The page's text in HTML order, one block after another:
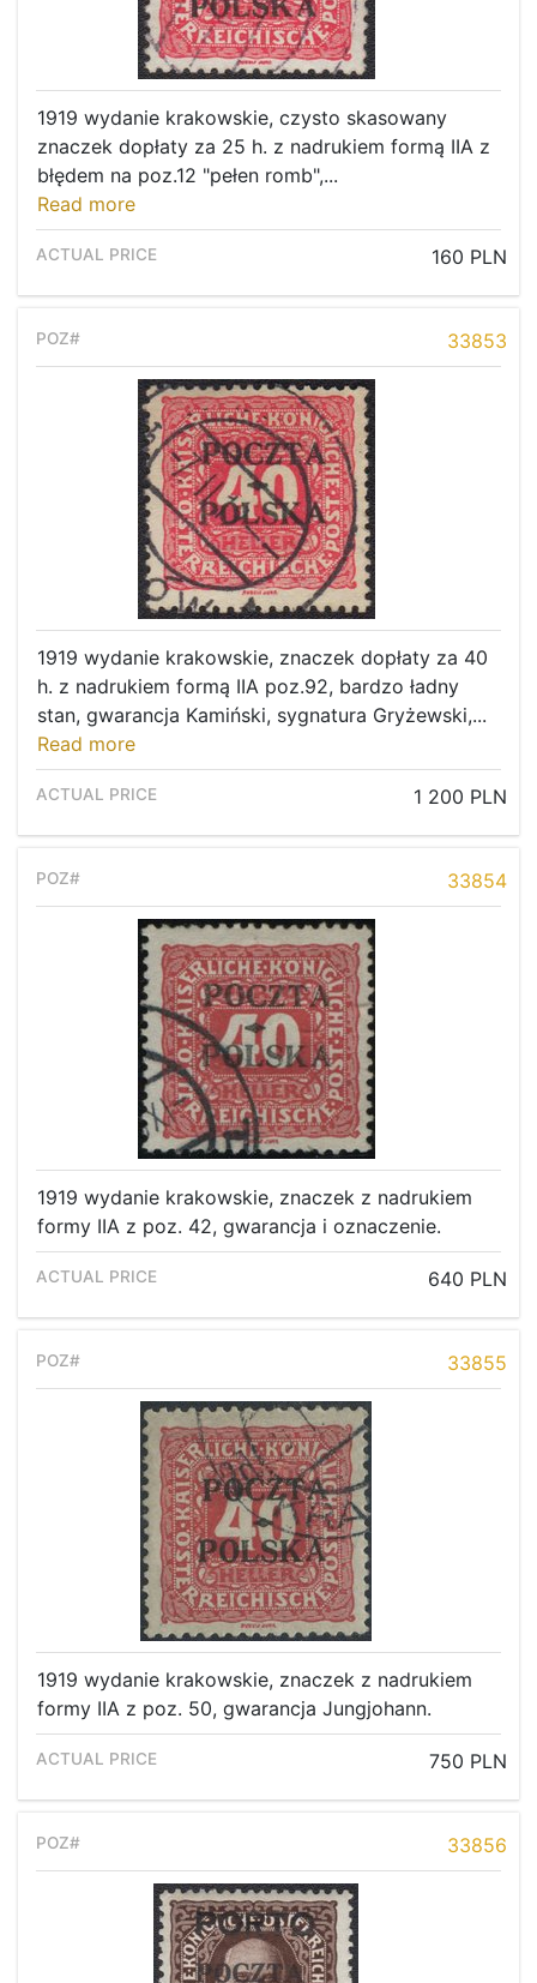
1919 wydanie krakowskie, czysto skasowany
znaczek dopłaty za 25 h. z nadrukiem formą IIA z
błędem na poz.12 "pełen romb",...
Read more
160 PLN
33853
1919 wydanie krakowskie, znaczek dopłaty za 40
h. z nadrukiem formą IIA poz.92, bardzo ładny
stan, gwarancja Kamiński, sygnatura Gryżewski,...
Read more
1 200 PLN
33854
1919 wydanie krakowskie, znaczek z nadrukiem
formy IIA z poz. 42, gwarancja i oznaczenie.
640 PLN
33855
1919 wydanie krakowskie, znaczek z nadrukiem
formy IIA z poz. 50, gwarancja Jungjohann.
750 PLN
33856